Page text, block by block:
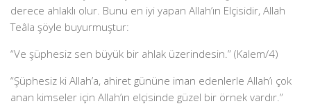
derece ahlaklı olur. Bunu en iyi yapan Allah’ın Elçisidir, Allah
Teâla şöyle buyurmuştur:
“Ve şüphesiz sen büyük bir ahlak üzerindesin.” (Kalem/4)
“Şüphesiz ki Allah’a, ahiret gününe iman edenlerle Allah’ı çok
anan kimseler için Allah’ın elçisinde güzel bir örnek vardır.”